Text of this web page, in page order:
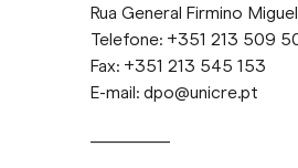
Rua General Firmino
Telefone: +351 213 509
Fax: +351 213 545 153
E-mail: dpo@unicre.pt